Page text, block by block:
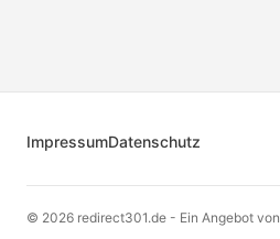
ImpressumDatenschutz
© 2026 redirect301.de - Ein Angebot von